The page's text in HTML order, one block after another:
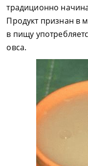
традиционно
Продукт признан в
в пищу
овса.